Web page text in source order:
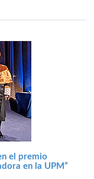
el premio
en la UPM”